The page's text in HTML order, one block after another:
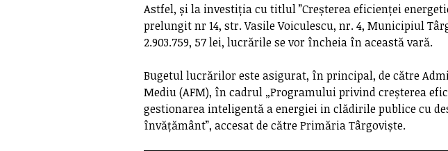
Astfel, și la investiția cu titlul ”Creșterea eficienței
prelungit nr 14, str. Vasile Voiculescu, nr. 4, Municipiul
2.903.759, 57 lei, lucrările se vor încheia în această vară.
Bugetul lucrărilor este asigurat, în principal, de către
Mediu (AFM), în cadrul „Programului privind creșterea
gestionarea inteligentă a energiei in clădirile publice cu
învățământ”, accesat de către Primăria Târgoviște.